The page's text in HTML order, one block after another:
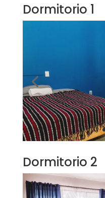
Dormitorio 1
Dormitorio 2